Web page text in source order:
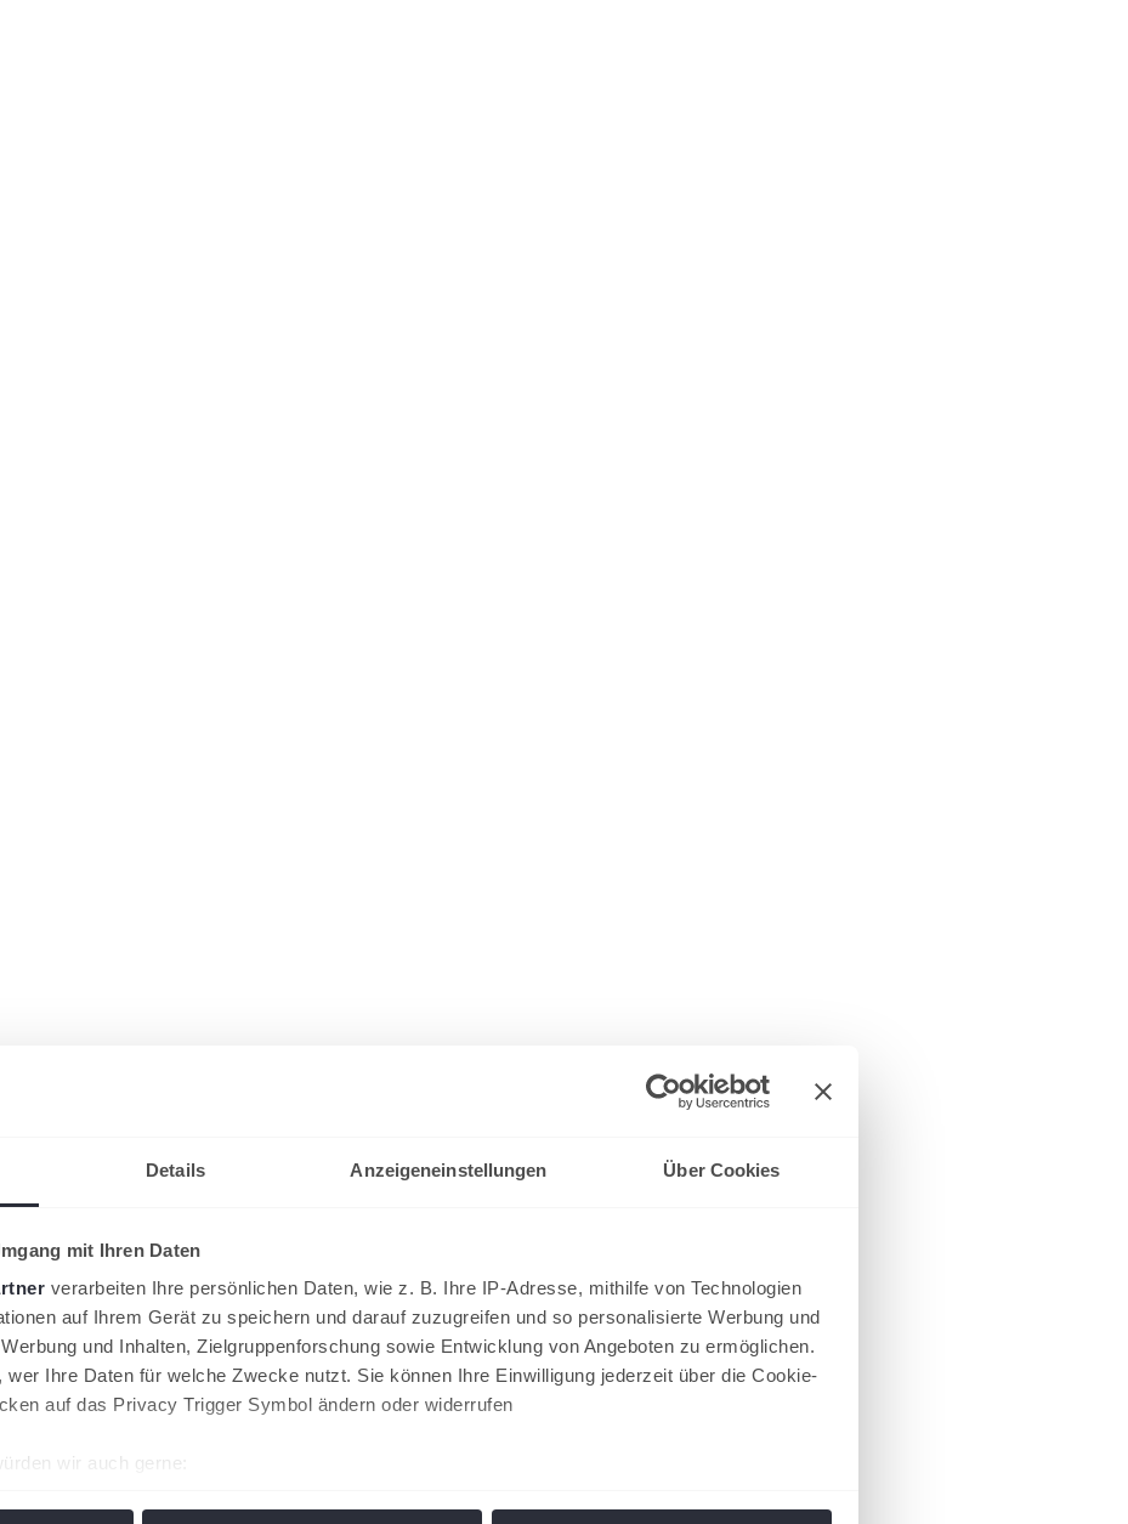
Details Anzeigeneinstellungen Über Cookies
mit Ihren Daten
verarbeiten Ihre persönlichen Daten, wie z. B. Ihre IP-Adresse, mithilfe von Technologien
auf Ihrem Gerät zu speichern und darauf zuzugreifen und so personalisierte Werbung und
und Inhalten, Zielgruppenforschung sowie Entwicklung von Angeboten zu ermöglichen.
wer Ihre Daten für welche Zwecke nutzt. Sie können Ihre Einwilligung jederzeit über die Cookie-
auf das Privacy Trigger Symbol ändern oder widerrufen
wir auch gerne: